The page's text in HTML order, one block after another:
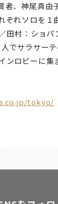
者、神尾真由
ぞれソロを１
田村：ショパ
でサラサー
ンロビーに集
tokyo/